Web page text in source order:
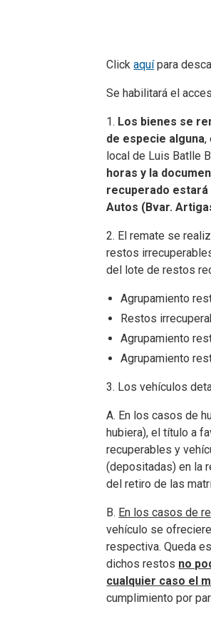
Clickaquípara
Se habilitará el
1. Los bienes se
de especie alguna,
local de Luis Batlle
horas y la
recuperado
Autos (Bvar.
2. El remate se
restos
del lote de restos
Agrupamiento
Restos
Agrupamiento
Agrupamiento
3. Los vehículos
A. En los casos de
hubiera), el título a
recuperables y
(depositadas) en la
del retiro de las
B. En los casos de
vehículo se
respectiva. Queda
dichos restos no
cualquier caso el
cumplimiento por